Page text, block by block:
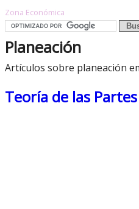
Zona Económica
Planeación
Artículos sobre planeación
Teoría de las